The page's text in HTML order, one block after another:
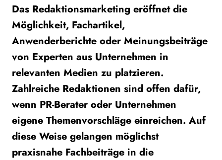
Das Redaktionsmarketing eröffnet die
Möglichkeit, Fachartikel,
Anwenderberichte oder Meinungsbeiträge
von Experten aus Unternehmen in
relevanten Medien zu platzieren.
Zahlreiche Redaktionen sind offen dafür,
wenn PR-Berater oder Unternehmen
eigene Themenvorschläge einreichen. Auf
diese Weise gelangen möglichst
praxisnahe Fachbeiträge in die